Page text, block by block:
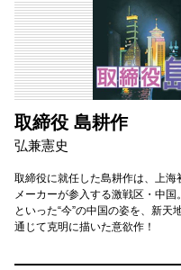
取締役 島耕作
弘兼憲史
取締役に就任した島耕作は、上
メーカーが参入する激戦区・中
といった“今”の中国の姿を、新
通じて克明に描いた意欲作！